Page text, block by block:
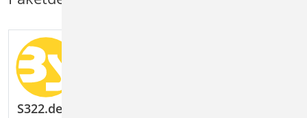
S322.de Holz-Durchlaufträger, Doppelbiegung